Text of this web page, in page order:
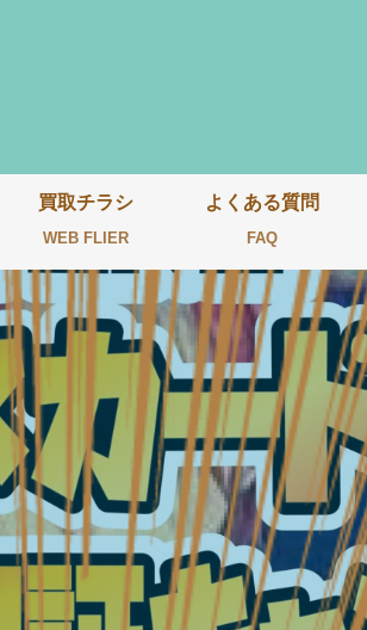
買取チラシ
WEB FLIER
よくある質問
FAQ